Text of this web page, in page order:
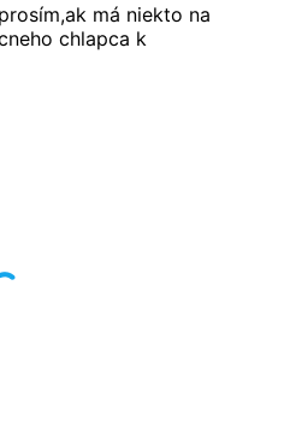
má niekto na
chlapca k